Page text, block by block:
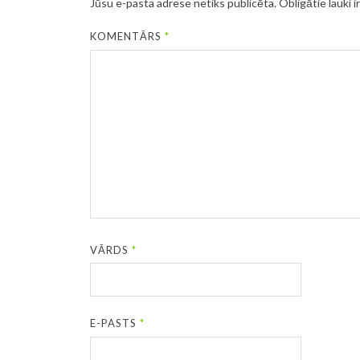
Jūsu e-pasta adrese netiks publicēta.Obligātie lauki
KOMENTĀRS*
VĀRDS*
E-PASTS*